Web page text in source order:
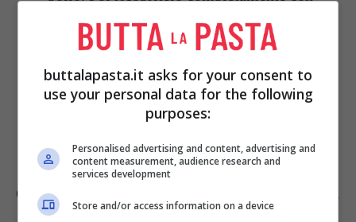
la pasta deponendola pezzo a pezzo.
Cuocete il pollonel forno caldo a 210
gradi per circa 1 ora e un quarto/un’ora e
mezza (a seconda delle dimensioni del
pollo stesso). Sfornatelo, rompete la
crosta e servitelo.
Qui poi trovate le altre nostre .
buttalapasta.it asks for your consent to
use your personal data for the following
purposes:
Personalised advertising and content, advertising and
content measurement, audience research and
services development
Store and/or access information on a device